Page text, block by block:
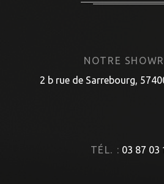
NOTRE
2 b rue de Sarrebourg,
TÉL. : 03 87 03